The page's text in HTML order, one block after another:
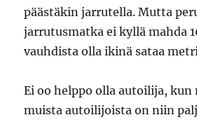
päästäkin jarrutella. Mutta
jarrutusmatka ei kyllä mahda
vauhdista olla ikinä sataa
Ei oo helppo olla autoilija, kun
muista autoilijoista on niin